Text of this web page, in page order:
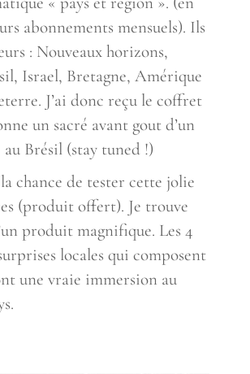
abonnements mensuels). Ils
: Nouveaux horizons,
Israel, Bretagne, Amérique
J’ai donc reçu le coffret
un sacré avant gout d’un
Brésil (stay tuned !)
la chance de tester cette jolie
(produit offert). Je trouve
produit magnifique. Les 4
locales qui composent
une vraie immersion au